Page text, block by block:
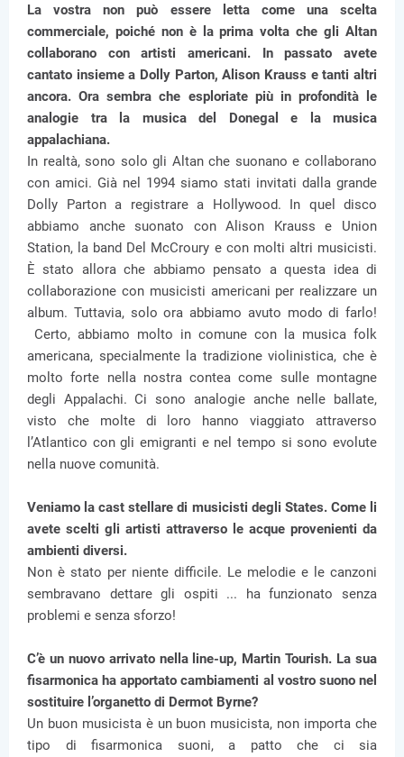
La vostra non può essere letta come una scelta
commerciale, poiché non è la prima volta che gli Altan
collaborano con artisti americani. In passato avete
cantato insieme a Dolly Parton, Alison Krauss e tanti altri
ancora. Ora sembra che esploriate più in profondità le
analogie tra la musica del Donegal e la musica
appalachiana.
In realtà, sono solo gli Altan che suonano e collaborano
con amici. Già nel 1994 siamo stati invitati dalla grande
Dolly Parton a registrare a Hollywood. In quel disco
abbiamo anche suonato con Alison Krauss e Union
Station, la band Del McCroury e con molti altri musicisti.
È stato allora che abbiamo pensato a questa idea di
collaborazione con musicisti americani per realizzare un
album. Tuttavia, solo ora abbiamo avuto modo di farlo!
Certo, abbiamo molto in comune con la musica folk
americana, specialmente la tradizione violinistica, che è
molto forte nella nostra contea come sulle montagne
degli Appalachi. Ci sono analogie anche nelle ballate,
visto che molte di loro hanno viaggiato attraverso
l’Atlantico con gli emigranti e nel tempo si sono evolute
nella nuove comunità.
Veniamo la cast stellare di musicisti degli States. Come li
avete scelti gli artisti attraverso le acque provenienti da
ambienti diversi.
Non è stato per niente difficile. Le melodie e le canzoni
sembravano dettare gli ospiti ... ha funzionato senza
problemi e senza sforzo!
C’è un nuovo arrivato nella line-up, Martin Tourish. La sua
fisarmonica ha apportato cambiamenti al vostro suono nel
sostituire l’organetto di Dermot Byrne?
Un buon musicista è un buon musicista, non importa che
tipo di fisarmonica suoni, a patto che ci sia